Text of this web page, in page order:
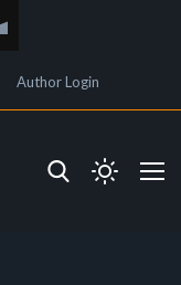
Author Login